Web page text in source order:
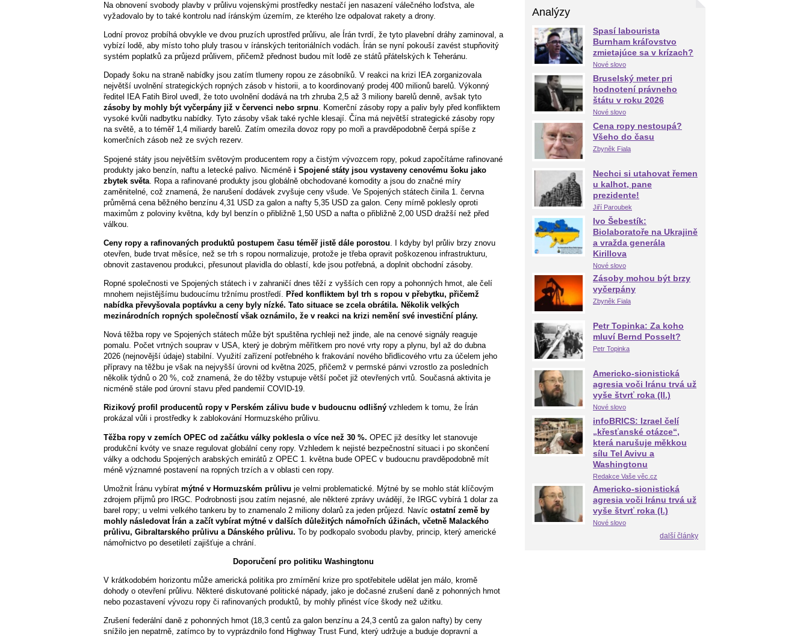
Na obnovení svobody plavby v průlivu vojenskými prostředky nestačí jen nasazení válečného loďstva, ale
vyžadovalo by to také kontrolu nad íránským územím, ze kterého lze odpalovat rakety a drony.
Lodní provoz probíhá obvykle ve dvou pruzích uprostřed průlivu, ale Írán tvrdí, že tyto plavební dráhy zaminoval, a
vybízí lodě, aby místo toho pluly trasou v íránských teritoriálních vodách. Írán se nyní pokouší zavést stupňovitý
systém poplatků za průjezd průlivem, přičemž přednost budou mít lodě ze států přátelských k Teheránu.
Dopady šoku na straně nabídky jsou zatím tlumeny ropou ze zásobníků. V reakci na krizi IEA zorganizovala
největší uvolnění strategických ropných zásob v historii, a to koordinovaný prodej 400 milionů barelů. Výkonný
ředitel IEA Fatih Birol uvedl, že toto uvolnění dodává na trh zhruba 2,5 až 3 miliony barelů denně, avšak tyto
zásoby by mohly být vyčerpány již v červenci nebo srpnu. Komerční zásoby ropy a paliv byly před konfliktem
vysoké kvůli nadbytku nabídky. Tyto zásoby však také rychle klesají. Čína má největší strategické zásoby ropy
na světě, a to téměř 1,4 miliardy barelů. Zatím omezila dovoz ropy po moři a pravděpodobně čerpá spíše z
komerčních zásob než ze svých rezerv.
Spojené státy jsou největším světovým producentem ropy a čistým vývozcem ropy, pokud započítáme rafinované
produkty jako benzín, naftu a letecké palivo. Nicméně i Spojené státy jsou vystaveny cenovému šoku jako
zbytek světa . Ropa a rafinované produkty jsou globálně obchodované komodity a jsou do značné míry
zaměnitelné, což znamená, že narušení dodávek zvyšuje ceny všude. Ve Spojených státech činila 1. června
průměrná cena běžného benzínu 4,31 USD za galon a nafty 5,35 USD za galon. Ceny mírně poklesly oproti
maximům z poloviny května, kdy byl benzín o přibližně 1,50 USD a nafta o přibližně 2,00 USD dražší než před
válkou.
Ceny ropy a rafinovaných produktů postupem času téměř jistě dále porostou . I kdyby byl průliv brzy znovu
otevřen, bude trvat měsíce, než se trh s ropou normalizuje, protože je třeba opravit poškozenou infrastrukturu,
obnovit zastavenou produkci, přesunout plavidla do oblastí, kde jsou potřebná, a doplnit obchodní zásoby.
Ropné společnosti ve Spojených státech i v zahraničí dnes těží z vyšších cen ropy a pohonných hmot, ale čelí
mnohem nejistějšímu budoucímu tržnímu prostředí. Před konfliktem byl trh s ropou v přebytku, přičemž
nabídka převyšovala poptávku a ceny byly nízké. Tato situace se zcela obrátila. Několik velkých
mezinárodních ropných společností však oznámilo, že v reakci na krizi nemění své investiční plány.
Nová těžba ropy ve Spojených státech může být spuštěna rychleji než jinde, ale na cenové signály reaguje
pomalu. Počet vrtných souprav v USA, který je dobrým měřítkem pro nové vrty ropy a plynu, byl až do dubna
2026 (nejnovější údaje) stabilní. Využití zařízení potřebného k frakování nového břidlicového vrtu za účelem jeho
přípravy na těžbu je však na nejvyšší úrovni od května 2025, přičemž v permské pánvi vzrostlo za posledních
několik týdnů o 20 %, což znamená, že do těžby vstupuje větší počet již otevřených vrtů. Současná aktivita je
nicméně stále pod úrovní stavu před pandemií COVID-19.
Rizikový profil producentů ropy v Perském zálivu bude v budoucnu odlišný vzhledem k tomu, že Írán
prokázal vůli i prostředky k zablokování Hormuzského průlivu.
Těžba ropy v zemích OPEC od začátku války poklesla o více než 30 %. OPEC již desítky let stanovuje
produkční kvóty ve snaze regulovat globální ceny ropy. Vzhledem k nejisté bezpečnostní situaci i po skončení
války a odchodu Spojených arabských emirátů z OPEC 1. května bude OPEC v budoucnu pravděpodobně mít
méně významné postavení na ropných trzích a v oblasti cen ropy.
Umožnit Íránu vybírat mýtné v Hormuzském průlivu je velmi problematické. Mýtné by se mohlo stát klíčovým
zdrojem příjmů pro IRGC. Podrobnosti jsou zatím nejasné, ale některé zprávy uvádějí, že IRGC vybírá 1 dolar za
barel ropy; u velmi velkého tankeru by to znamenalo 2 miliony dolarů za jeden průjezd. Navíc ostatní země by
mohly následovat Írán a začít vybírat mýtné v dalších důležitých námořních úžinách, včetně Malackého
průlivu, Gibraltarského průlivu a Dánského průlivu. To by podkopalo svobodu plavby, princip, který americké
námořnictvo po desetiletí zajišťuje a chrání.
Doporučení pro politiku Washingtonu
V krátkodobém horizontu může americká politika pro zmírnění krize pro spotřebitele udělat jen málo, kromě
dohody o otevření průlivu. Některé diskutované politické nápady, jako je dočasné zrušení daně z pohonných hmot
nebo pozastavení vývozu ropy či rafinovaných produktů, by mohly přinést více škody než užitku.
Zrušení federální daně z pohonných hmot (18,3 centů za galon benzínu a 24,3 centů za galon nafty) by ceny
snížilo jen nepatrně, zatímco by to vyprázdnilo fond Highway Trust Fund, který udržuje a buduje dopravní a
Analýzy
Spasí labourista
Burnham kráľovstvo
zmietajúce sa v krízach?
Nové slovo
Bruselský meter pri
hodnotení právneho
štátu v roku 2026
Nové slovo
Cena ropy nestoupá?
Všeho do času
Zbyněk Fiala
Nechci si utahovat řemen
u kalhot, pane
prezidente!
Jiří Paroubek
Ivo Šebestík:
Biolaboratoře na Ukrajině
a vražda generála
Kirillova
Nové slovo
Zásoby mohou být brzy
vyčerpány
Zbyněk Fiala
Petr Topinka: Za koho
mluví Bernd Posselt?
Petr Topinka
Americko-sionistická
agresia voči Iránu trvá už
vyše štvrť roka (II.)
Nové slovo
infoBRICS: Izrael čelí
„křesťanské otázce“,
která narušuje měkkou
sílu Tel Avivu a
Washingtonu
Redakce Vaše věc.cz
Americko-sionistická
agresia voči Iránu trvá už
vyše štvrť roka (I.)
Nové slovo
další články